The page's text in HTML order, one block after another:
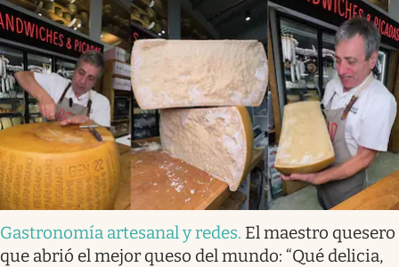
Gastronomía artesanal y redes. El maestro quesero
que abrió el mejor queso del mundo: “Qué delicia,